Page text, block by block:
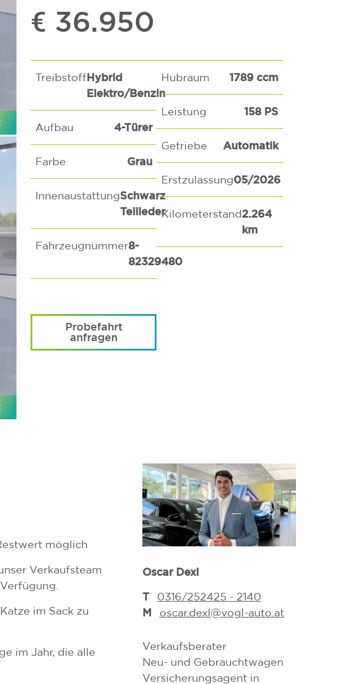
€ 36.950
TreibstoffHybrid
Elektro/Benzin
Aufbau 4-Türer
Farbe Grau
InnenaustattungSchwarz
Teilleder
Fahrzeugnummer8-
82329480
Hubraum 1789 ccm
Leistung 158 PS
Getriebe Automatik
Erstzulassung05/2026
Kilometerstand2.264
km
Probefahrt
anfragen
möglich
Verkaufsteam
im Sack zu
im Jahr, die alle
Oscar Dexl
T 0316/252425 - 2140
M oscar.dexl@vogl-auto.at
Verkaufsberater
Neu- und Gebrauchtwagen
Versicherungsagent in